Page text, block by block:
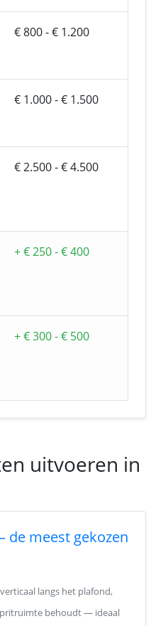
€ 800 - € 1.200
€ 1.000 - € 1.500
€ 2.500 - € 4.500
+ € 250 - € 400
+ € 300 - € 500
uitvoeren in
de meest gekozen
langs het plafond,
behoudt — ideaal